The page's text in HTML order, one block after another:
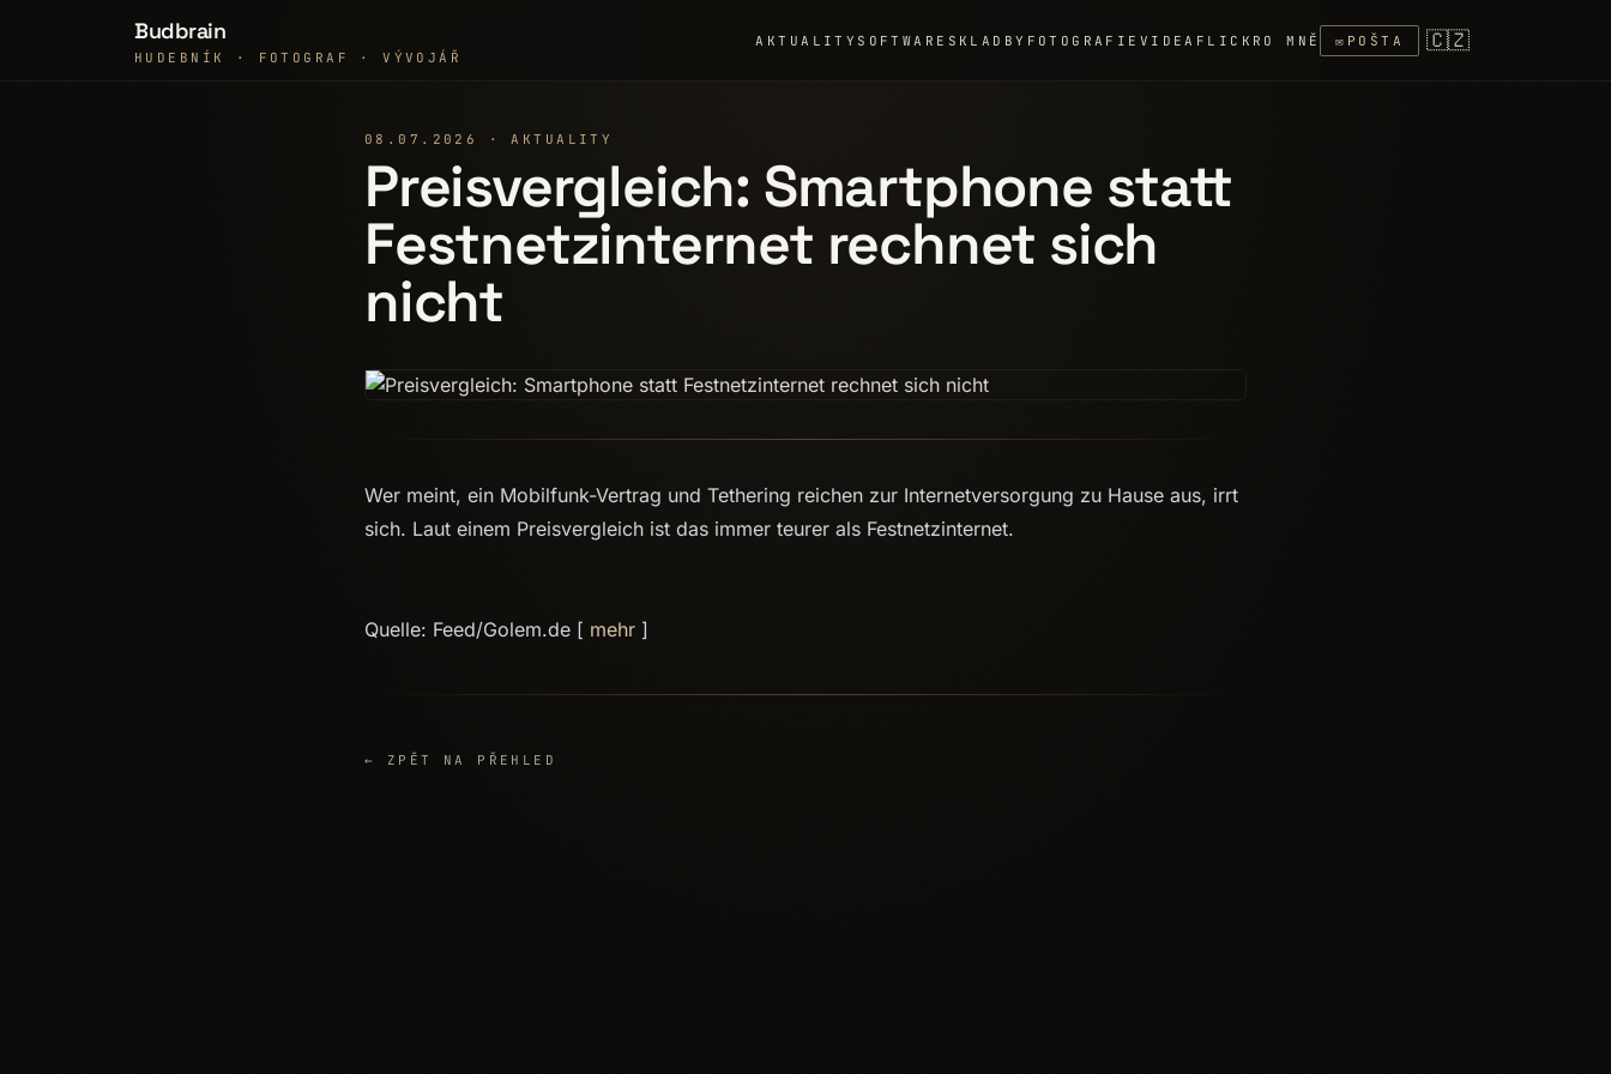
Budbrain
HUDEBNÍK · FOTOGRAF · VÝVOJÁŘ
AKTUALITY SOFTWARE SKLADBY FOTOGRAFIE VIDEA FLICKR O MNĚ ✉ POŠTA 🇨🇿
08.07.2026 · AKTUALITY
Preisvergleich: Smartphone statt
Festnetzinternet rechnet sich
nicht
Wer meint, ein Mobilfunk-Vertrag und Tethering reichen zur Internetversorgung zu Hause aus, irrt
sich. Laut einem Preisvergleich ist das immer teurer als Festnetzinternet.
Quelle: Feed/Golem.de [ mehr ]
← ZPĚT NA PŘEHLED